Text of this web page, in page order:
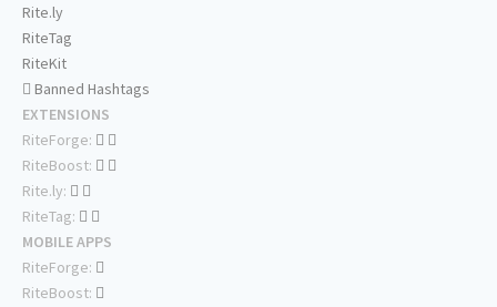
Rite.ly
RiteTag
RiteKit
Banned Hashtags
EXTENSIONS
RiteForge:
RiteBoost:
Rite.ly:
RiteTag:
MOBILE APPS
RiteForge:
RiteBoost: